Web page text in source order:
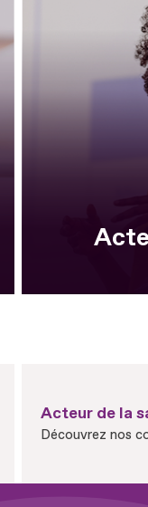
Acteur de la
Découvrez nos